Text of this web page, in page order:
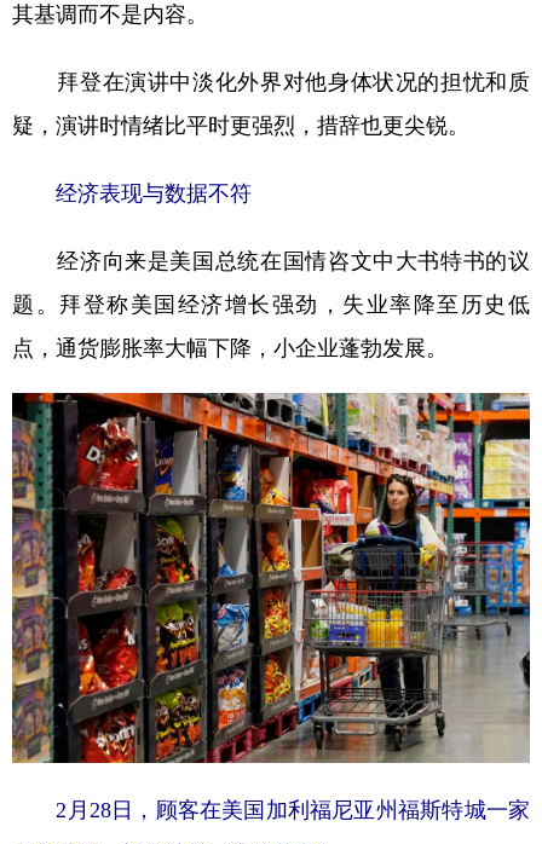
其基调而不是内容。
拜登在演讲中淡化外界对他身体状况的担忧和质
疑，演讲时情绪比平时更强烈，措辞也更尖锐。
经济表现与数据不符
经济向来是美国总统在国情咨文中大书特书的议
题。拜登称美国经济增长强劲，失业率降至历史低
点，通货膨胀率大幅下降，小企业蓬勃发展。
2月28日，顾客在美国加利福尼亚州福斯特城一家